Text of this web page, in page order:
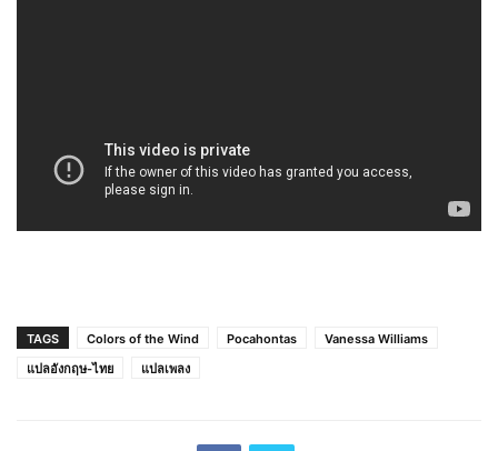
TAGS Colors of the Wind Pocahontas
Vanessa Williams
แปลอังกฤษ-ไทย
แปลเพลง